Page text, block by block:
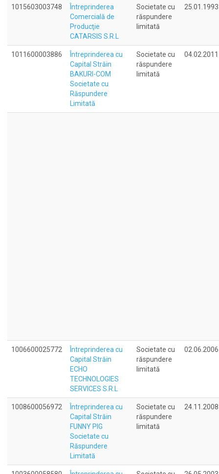
1015603003748
Întreprinderea
Comercială de
Producţie
CATARSIS S.R.L
Societate cu
răspundere
limitată
25.01.1993
1011600003886
Întreprinderea cu
Capital Străin
BAKURI-COM
Societate cu
Răspundere
Limitată
Societate cu
răspundere
limitată
04.02.2011
1006600025772
Întreprinderea cu
Capital Străin
ECHO
TECHNOLOGIES
SERVICES S.R.L
Societate cu
răspundere
limitată
02.06.2006
1008600056972
Întreprinderea cu
Capital Străin
FUNNY PIG
Societate cu
Răspundere
Limitată
Societate cu
răspundere
limitată
24.11.2008